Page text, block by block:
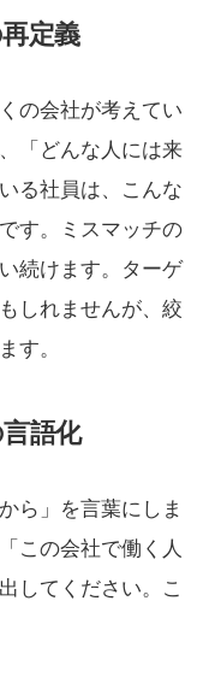
定義
の会社が考えてい
「どんな人には来
る社員は、こんな
す。ミスマッチの
続けます。ターゲ
しれませんが、絞
す。
語化
ら」を言葉にしま
この会社で働く人
してください。こ